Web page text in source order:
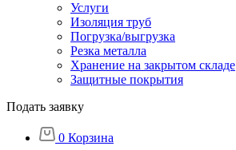
Услуги
Изоляция труб
Погрузка/выгрузка
Резка металла
Хранение на закрытом складе
Защитные покрытия
Подать заявку
0 Корзина